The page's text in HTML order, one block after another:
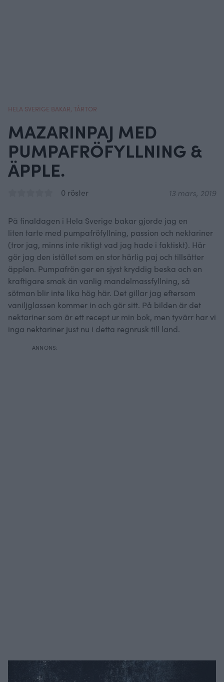
HELA SVERIGE BAKAR TÅRTOR
MAZARINPAJ MED
PUMPAFRÖFYLLNING &
ÄPPLE.
0 röster 13 mars, 2019
På finaldagen i Hela Sverige bakar gjorde jag en
liten tarte med pumpafröfyllning, passion och nektariner
(tror jag, minns inte riktigt vad jag hade i faktiskt). Här
gör jag den istället som en stor härlig paj och tillsätter
äpplen. Pumpafrön ger en sjyst kryddig beska och en
kraftigare smak än vanlig mandelmassfyllning, så
sötman blir inte lika hög här. Det gillar jag eftersom
vaniljglassen kommer in och gör sitt. På bilden är det
nektariner som är ett recept ur min bok, men tyvärr har vi
inga nektariner just nu i detta regnrusk till land.